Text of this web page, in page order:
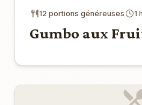
12 portions généreuses 1
Gumbo aux